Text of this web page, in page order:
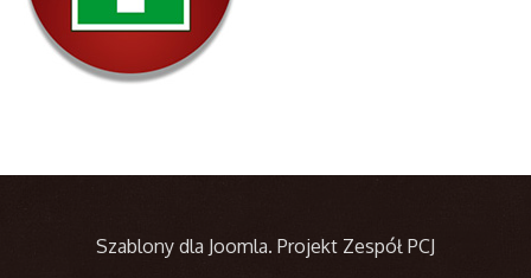
Szablony dla Joomla. Projekt Zespół PCJ